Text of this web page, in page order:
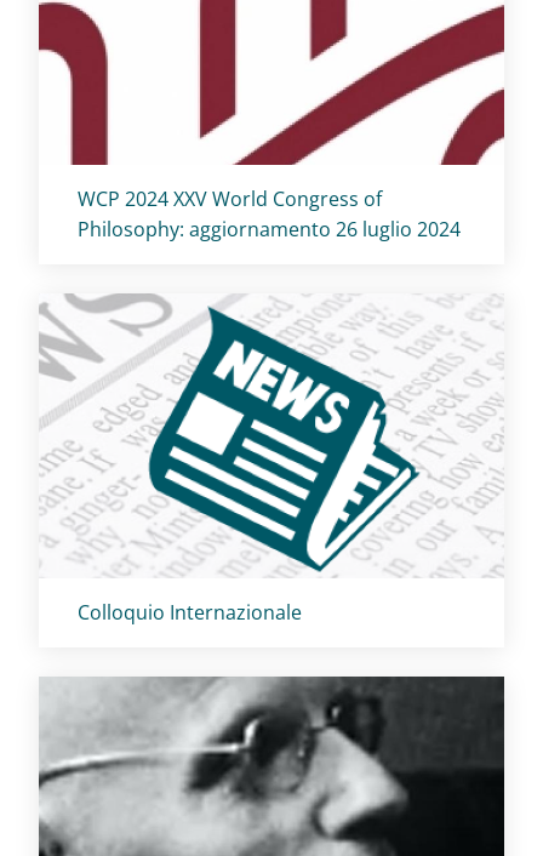
Titolo card:
WCP 2024 XXV World Congress of
Philosophy: aggiornamento 26 luglio 2024
Titolo card:
Colloquio Internazionale